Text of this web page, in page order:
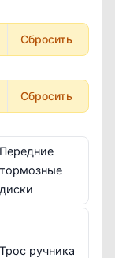
Сбросить
Сбросить
Передние
тормозные
диски
Трос ручника